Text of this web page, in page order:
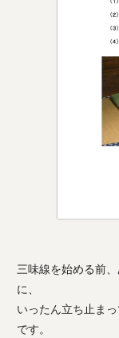
三味線を始める前
に、
いったん立ち止ま
です。